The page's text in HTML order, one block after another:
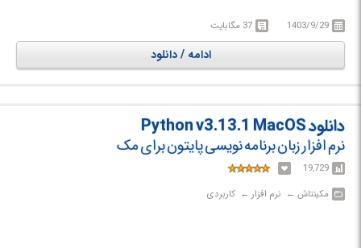
با فیلم مورد نظر و با فرمت MKV ادغام کنید تا در هنگام جابه جایی و یا پخش
فیلم به راحتی و با کلیک بر روی فایل ویدیویی فیلم با زیر نویس پخش شود. این
نرم افزار از سرعت عمل فوق العاده زیادی برخوردار است و عملیات ترکیب را بدون
افت کیفیت فیلم انجام می دهد.
1403/9/29 37 مگابایت
ادامه / دانلود
دانلود Python v3.13.1 MacOS
نرم افزار زبان برنامه نویسی پایتون برای مک
19,729
مکینتاش‎ ← ‏ نرم افزار‎ ← ‏ کاربردی